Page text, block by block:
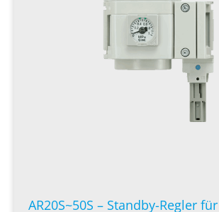
AR20S~50S – Standby-Regler